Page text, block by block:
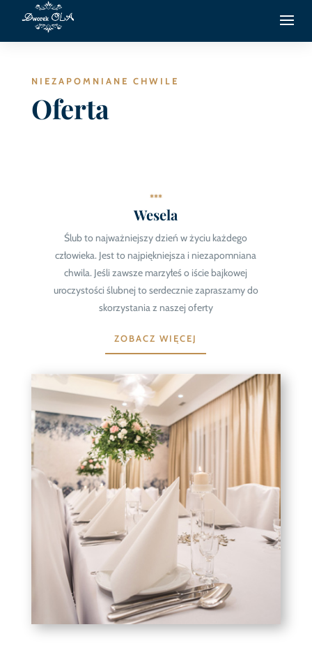
NIEZAPOMNIANE CHWILE
Oferta
***
Wesela
Ślub to najważniejszy dzień w życiu każdego
człowieka. Jest to najpiękniejsza i niezapomniana
chwila. Jeśli zawsze marzyłeś o iście bajkowej
uroczystości ślubnej to serdecznie zapraszamy do
skorzystania z naszej oferty
ZOBACZ WIĘCEJ